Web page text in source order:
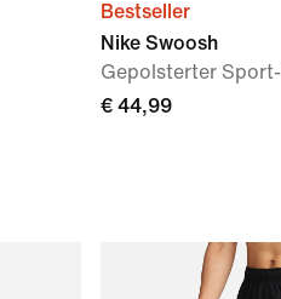
Bestseller
Nike Swoosh
Gepolsterter
€ 44,99